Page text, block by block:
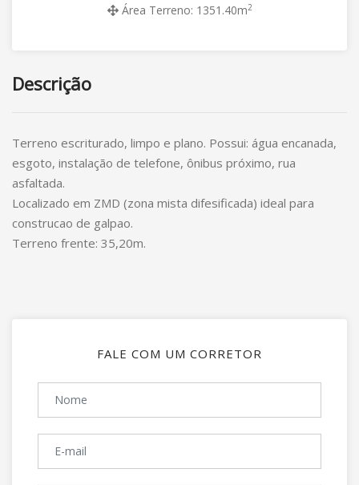
Área Terreno: 1351.40m2
Descrição
Terreno escriturado, limpo e plano. Possui: água encanada,
esgoto, instalação de telefone, ônibus próximo, rua
asfaltada.
Localizado em ZMD (zona mista difesificada) ideal para
construcao de galpao.
Terreno frente: 35,20m.
FALE COM UM CORRETOR